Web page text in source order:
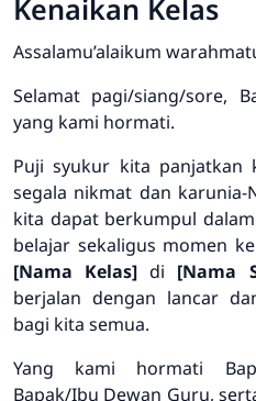
Kenaikan Kelas
Assalamu’alaikum
Selamat pagi/siang/sore,
yang kami hormati.
Puji syukur kita panjatkan
segala nikmat dan
kita dapat berkumpul
belajar sekaligus momen
[Nama Kelas] di [Nama
berjalan dengan lancar
bagi kita semua.
Yang kami hormati
Bapak/Ibu Dewan Guru,